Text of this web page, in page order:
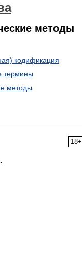
методы
кодификация
термины
методы
18+